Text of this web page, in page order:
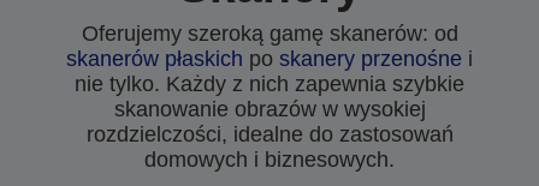
Oferujemy szeroką gamę skanerów: od
skanerów płaskich po skanery przenośne i
nie tylko. Każdy z nich zapewnia szybkie
skanowanie obrazów w wysokiej
rozdzielczości, idealne do zastosowań
domowych i biznesowych.